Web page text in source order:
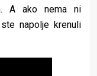
A ako nema ni
napolje krenuli